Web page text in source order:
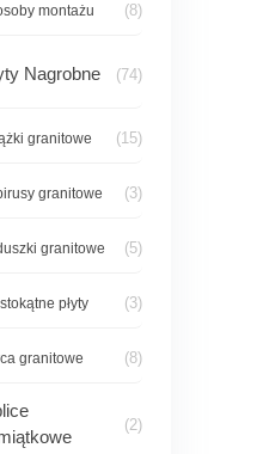
montażu (8)
Nagrobne (74)
granitowe (15)
granitowe (3)
granitowe (5)
płyty (3)
granitowe (8)
(2)